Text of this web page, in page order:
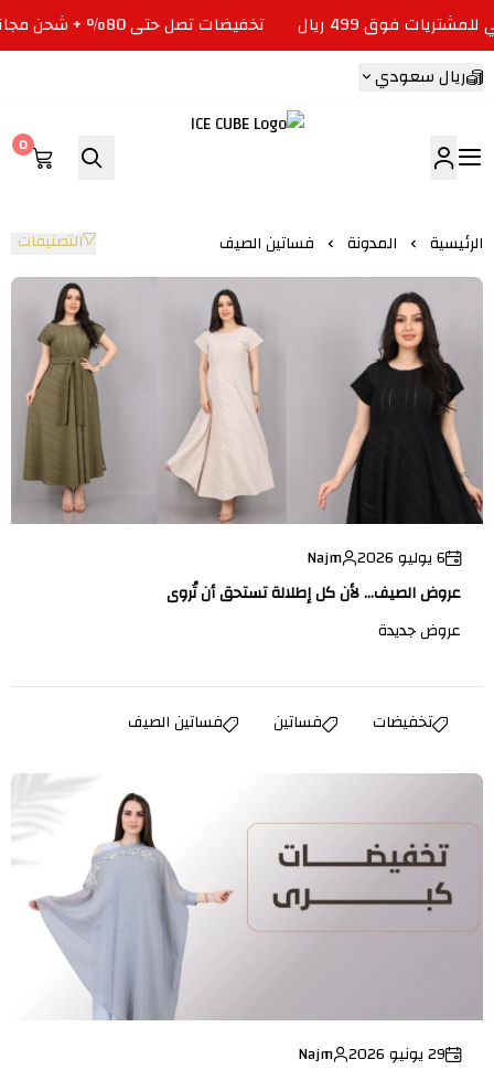
تخفيضات تصل حتى 80% + شحن مجاني للمشتريات فوق 499 ريال
ريال سعودي
0
الرئيسية المدونة فساتين الصيف التصنيفات
فساتين الصيف
6 يوليو 2026
Najm
عروض الصيف... لأن كل إطلالة تستحق أن تُروى
عروض جديدة
تخفيضات فساتين فساتين الصيف
29 يونيو 2026
Najm